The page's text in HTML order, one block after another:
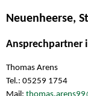
Neuenheerse,
Ansprechpartner
Thomas Arens
Tel.: 05259 1754